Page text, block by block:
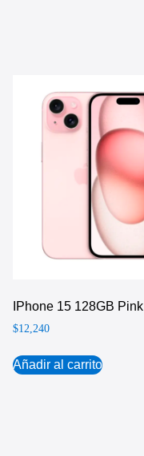
IPhone 15 128GB Pink
$12,240
Añadir al carrito